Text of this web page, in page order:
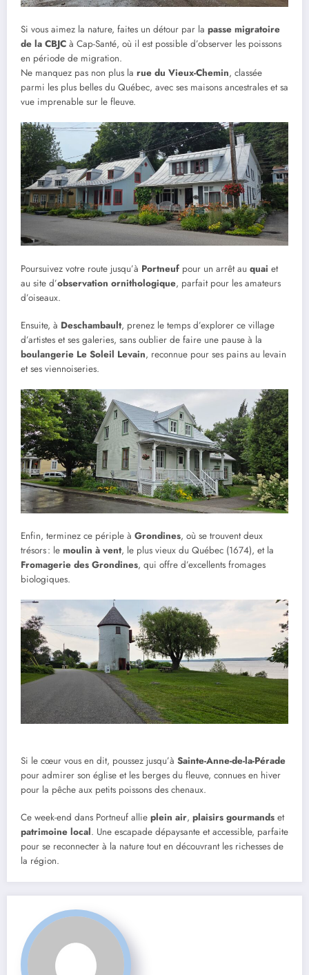
Si vous aimez la nature, faites un détour par la passe migratoire
de la CBJC à Cap-Santé, où il est possible d’observer les poissons
en période de migration.
Ne manquez pas non plus la rue du Vieux-Chemin, classée
parmi les plus belles du Québec, avec ses maisons ancestrales et sa
vue imprenable sur le fleuve.
Poursuivez votre route jusqu’à Portneuf pour un arrêt au quai et
au site d’observation ornithologique, parfait pour les amateurs
d’oiseaux.
Ensuite, à Deschambault, prenez le temps d’explorer ce village
d’artistes et ses galeries, sans oublier de faire une pause à la
boulangerie Le Soleil Levain, reconnue pour ses pains au levain
et ses viennoiseries.
Enfin, terminez ce périple à Grondines, où se trouvent deux
trésors : le moulin à vent, le plus vieux du Québec (1674), et la
Fromagerie des Grondines, qui offre d’excellents fromages
biologiques.
Si le cœur vous en dit, poussez jusqu’à Sainte-Anne-de-la-Pérade
pour admirer son église et les berges du fleuve, connues en hiver
pour la pêche aux petits poissons des chenaux.
Ce week-end dans Portneuf allie plein air, plaisirs gourmands et
patrimoine local. Une escapade dépaysante et accessible, parfaite
pour se reconnecter à la nature tout en découvrant les richesses de
la région.